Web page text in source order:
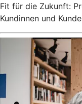
Fit für die Zukunft:
Kundinnen und